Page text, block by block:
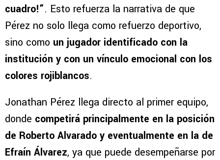
cuadro!”. Esto refuerza la narrativa de que
Pérez no solo llega como refuerzo deportivo,
sino como un jugador identificado con la
institución y con un vínculo emocional con los
colores rojiblancos.
Jonathan Pérez llega directo al primer equipo,
donde competirá principalmente en la posición
de Roberto Alvarado y eventualmente en la de
Efraín Álvarez, ya que puede desempeñarse por